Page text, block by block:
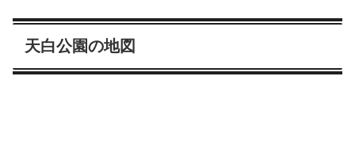
天白公園の地図